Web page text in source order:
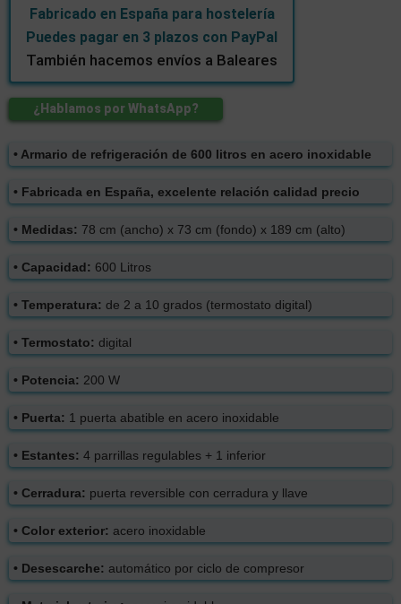
Fabricado en España para hostelería
Puedes pagar en 3 plazos con PayPal
También hacemos envíos a Baleares
¿Hablamos por WhatsApp?
• Armario de refrigeración de 600 litros en acero inoxidable
• Fabricada en España, excelente relación calidad precio
• Medidas: 78 cm (ancho) x 73 cm (fondo) x 189 cm (alto)
• Capacidad: 600 Litros
• Temperatura: de 2 a 10 grados (termostato digital)
• Termostato: digital
• Potencia: 200 W
• Puerta: 1 puerta abatible en acero inoxidable
• Estantes: 4 parrillas regulables + 1 inferior
• Cerradura: puerta reversible con cerradura y llave
• Color exterior: acero inoxidable
• Desescarche: automático por ciclo de compresor